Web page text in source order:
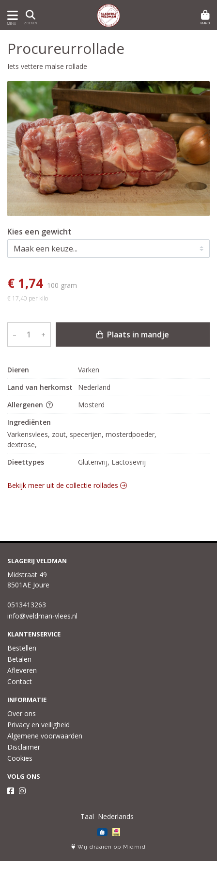
MENU ZOEKEN MAND
Procureurrollade
Iets vettere malse rollade
Kies een gewicht
€ 1,74 100 gram
€ 17,40 per kilo
– + Plaats in mandje
Dieren
Varken
Land van herkomst
Nederland
Allergenen
Mosterd
Ingrediënten
Varkensvlees, zout, specerijen, mosterdpoeder,
dextrose,
Dieettypes
Glutenvrij, Lactosevrij
Bekijk meer uit de collectie rollades
SLAGERIJ VELDMAN
Midstraat 49
8501AE Joure
0513413263
info@veldman-vlees.nl
KLANTENSERVICE
Bestellen
Betalen
Afleveren
Contact
INFORMATIE
Over ons
Privacy en veiligheid
Algemene voorwaarden
Disclaimer
Cookies
VOLG ONS
Taal
Wij draaien op Midmid